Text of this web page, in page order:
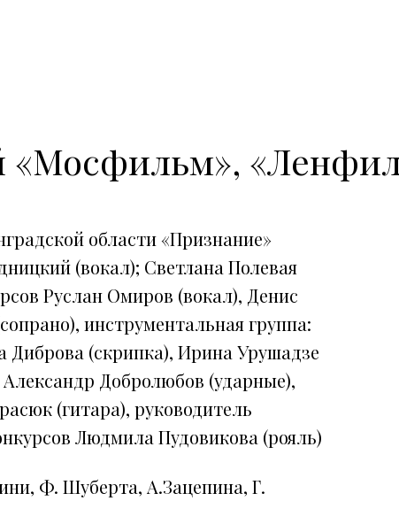
«Мосфильм»,
области «Признание»
(вокал); Светлана Полевая
Руслан Омиров (вокал), Денис
инструментальная группа:
Диброва (скрипка), Ирина Урушадзе
Добролюбов (ударные),
(гитара), руководитель
Людмила Пудовикова (рояль)
Ф. Шуберта, А.Зацепина, Г.